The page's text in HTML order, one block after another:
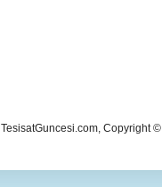
TesisatGuncesi.com, Copyright